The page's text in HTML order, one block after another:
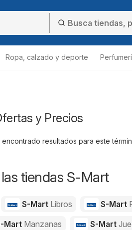
Ropa, calzado y deporte
y Precios
encontrado resultados para este
tiendas S-Mart
S-Mart Libros S-Mart
Mart Manzanas S-Mart